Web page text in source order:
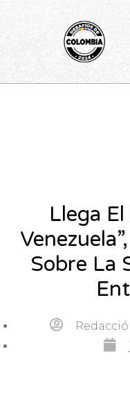
Llega
Sobre La